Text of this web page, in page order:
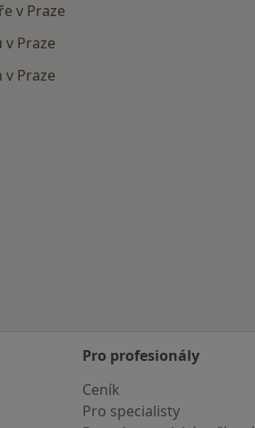
v Praze
v Praze
v Praze
Pro profesionály
Ceník
Pro specialisty